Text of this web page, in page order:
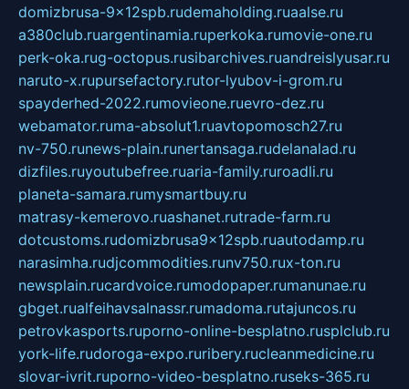
domizbrusa-9x12spb.rudemaholding.ruaalse.ru
a380club.ruargentinamia.ruperkoka.rumovie-one.ru
perk-oka.rug-octopus.rusibarchives.ruandreislyusar.ru
naruto-x.rupursefactory.rutor-lyubov-i-grom.ru
spayderhed-2022.rumovieone.ruevro-dez.ru
webamator.ruma-absolut1.ruavtopomosch27.ru
nv-750.runews-plain.runertansaga.rudelanalad.ru
dizfiles.ruyoutubefree.ruaria-family.ruroadli.ru
planeta-samara.rumysmartbuy.ru
matrasy-kemerovo.ruashanet.rutrade-farm.ru
dotcustoms.rudomizbrusa9x12spb.ruautodamp.ru
narasimha.rudjcommodities.runv750.rux-ton.ru
newsplain.rucardvoice.rumodopaper.rumanunae.ru
gbget.rualfeihavsalnassr.rumadoma.rutajuncos.ru
petrovkasports.ruporno-online-besplatno.rusplclub.ru
york-life.rudoroga-expo.ruribery.rucleanmedicine.ru
slovar-ivrit.ruporno-video-besplatno.ruseks-365.ru